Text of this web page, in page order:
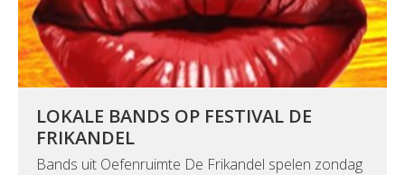
LOKALE BANDS OP FESTIVAL DE
FRIKANDEL
Bands uit Oefenruimte De Frikandel spelen zondag